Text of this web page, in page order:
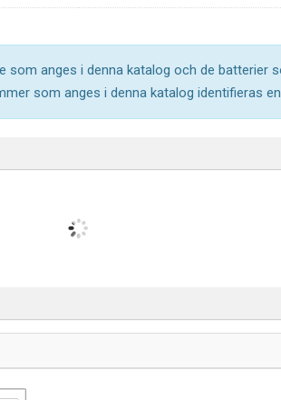
anges i denna katalog och de batterier
som anges i denna katalog identifieras